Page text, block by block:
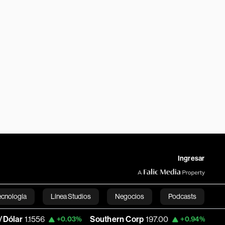
Ingresar
Línea Studios Negocios Podcasts
English
+0.03% Southern Corp 197.00 +0.94% Copa